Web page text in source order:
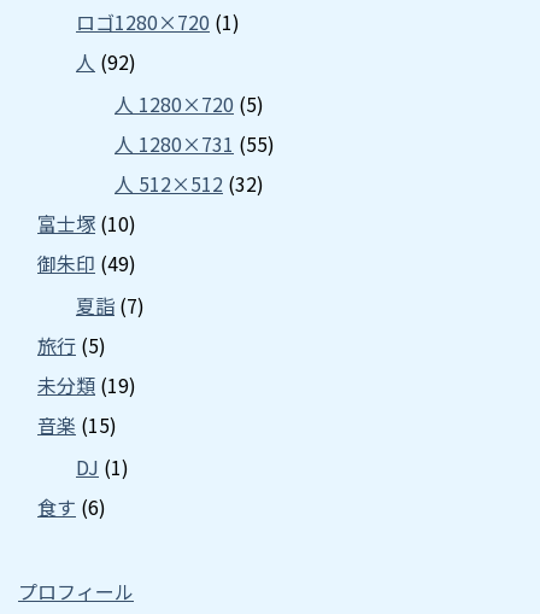
ロゴ1280×720 (1)
人 (92)
人 1280×720 (5)
人 1280×731 (55)
人 512×512 (32)
富士塚 (10)
御朱印 (49)
夏詣 (7)
旅行 (5)
未分類 (19)
音楽 (15)
DJ (1)
食す (6)
プロフィール